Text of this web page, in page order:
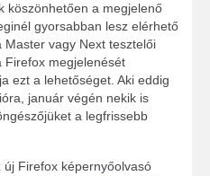
köszönhetően a megjelenő
gyorsabban lesz elérhető
Master vagy Next tesztelői
Firefox megjelenését
ezt a lehetőséget. Aki eddig
január végén nekik is
a legfrissebb
Firefox képernyőolvasó